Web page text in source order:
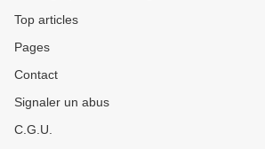
Top articles
Pages
Contact
Signaler un abus
C.G.U.